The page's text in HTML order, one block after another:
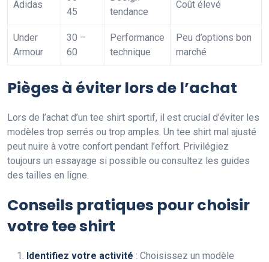
Adidas
45
tendance
Coût élevé
Under
Armour
30 –
60
Performance
technique
Peu d’options bon
marché
Pièges à éviter lors de l’achat
Lors de l’achat d’un tee shirt sportif, il est crucial d’éviter les
modèles trop serrés ou trop amples. Un tee shirt mal ajusté
peut nuire à votre confort pendant l’effort. Privilégiez
toujours un essayage si possible ou consultez les guides
des tailles en ligne.
Conseils pratiques pour choisir
votre tee shirt
Identifiez votre activité : Choisissez un modèle